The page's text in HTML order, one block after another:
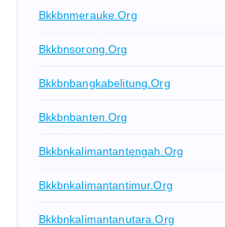
Bkkbnmerauke.org
Bkkbnsorong.org
Bkkbnbangkabelitung.org
Bkkbnbanten.org
Bkkbnkalimantantengah.org
Bkkbnkalimantantimur.org
Bkkbnkalimantanutara.org